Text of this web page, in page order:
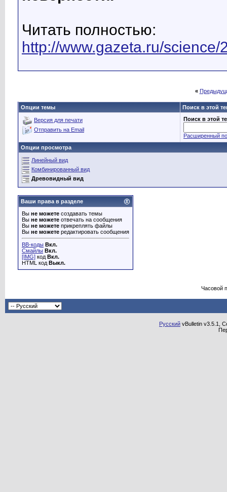
Читать полностью:
http://www.gazeta.ru/
«
Опции темы Поиск в этой
Версия для печати
Отправить на Email
Поиск в этой
Расширенный
Опции просмотра
Линейный вид
Комбинированный вид
Древовидный вид
Ваши права в разделе
Вы не можете создавать темы
Вы не можете отвечать на сообщения
Вы не можете прикреплять файлы
Вы не можете редактировать сообщения
BB-коды Вкл.
Смайлы Вкл.
[IMG] код Вкл.
HTML код Выкл.
Часовой
Русский vBulletin v3.5.1,